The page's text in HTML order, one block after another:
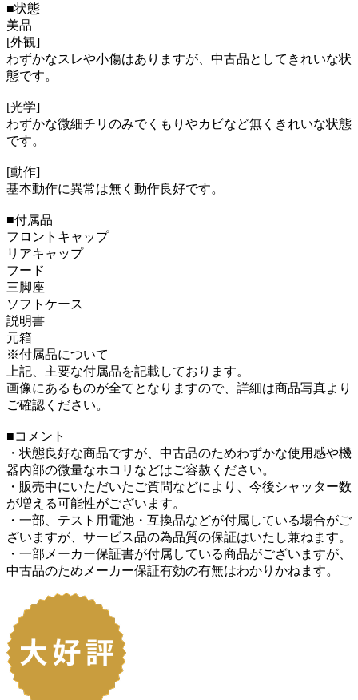
■状態
美品
[外観]
わずかなスレや小傷はありますが、中古品としてきれいな状
態です。
[光学]
わずかな微細チリのみでくもりやカビなど無くきれいな状態
です。
[動作]
基本動作に異常は無く動作良好です。
■付属品
フロントキャップ
リアキャップ
フード
三脚座
ソフトケース
説明書
元箱
※付属品について
上記、主要な付属品を記載しております。
画像にあるものが全てとなりますので、詳細は商品写真より
ご確認ください。
■コメント
・状態良好な商品ですが、中古品のためわずかな使用感や機
器内部の微量なホコリなどはご容赦ください。
・販売中にいただいたご質問などにより、今後シャッター数
が増える可能性がございます。
・一部、テスト用電池・互換品などが付属している場合がご
ざいますが、サービス品の為品質の保証はいたし兼ねます。
・一部メーカー保証書が付属している商品がございますが、
中古品のためメーカー保証有効の有無はわかりかねます。